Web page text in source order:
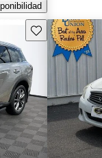
Guarda este Aviso